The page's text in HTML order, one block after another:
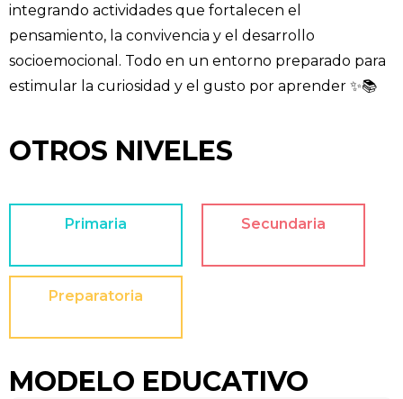
integrando actividades que fortalecen el
pensamiento, la convivencia y el desarrollo
socioemocional. Todo en un entorno preparado para
estimular la curiosidad y el gusto por aprender ✨📚
OTROS NIVELES
Primaria Secundaria
Preparatoria
MODELO EDUCATIVO